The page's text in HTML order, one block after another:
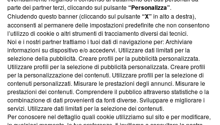
Su di noi
Team editoriale
Corporate
Redazione
Informativa Privacy
Cookie Policy
Blasting SA, IDI CHE-247.845.224, Via Carlo Frasca, 3 - 6900
Lugano (Svizzera) Tel:+39 0690258937
parte dei partner terzi, cliccando sul pulsante“Personalizza”.
Chiudendo questo banner (cliccando sul pulsante“X”in alto a destra),
acconsenti al permanere delle impostazioni predefinite che non consentono
l’utilizzo di cookie o altri strumenti di tracciamento diversi dai tecnici.
Noi e i nostri partner trattiamo i tuoi dati di navigazione per: Archiviare
informazioni su dispositivo e/o accedervi. Utilizzare dati limitati per la
selezione della pubblicità. Creare profili per la pubblicità personalizzata.
Utilizzare profili per la selezione di pubblicità personalizzata. Creare profili
per la personalizzazione dei contenuti. Utilizzare profili per la selezione di
contenuti personalizzati. Misurare le prestazioni degli annunci. Misurare le
prestazioni dei contenuti. Comprendere il pubblico attraverso statistiche o la
combinazione di dati provenienti da fonti diverse. Sviluppare e migliorare i
servizi. Utilizzare dati limitati per la selezione dei contenuti.
Per conoscere nel dettaglio quali cookie utilizziamo sul sito e per modificare,